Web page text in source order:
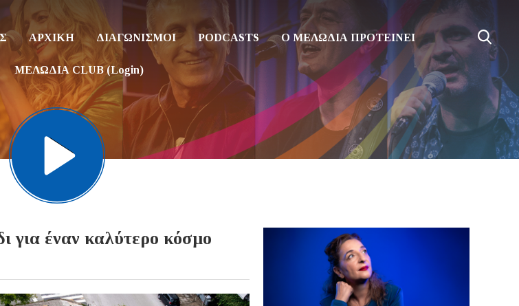
ΑΡΧΙΚΗ ΔΙΑΓΩΝΙΣΜΟΙ PODCASTS Ο ΜΕΛΩΔΙΑ ΠΡΟΤΕΙΝΕΙ
ΜΕΛΩΔΙΑ CLUB (Login)
για έναν καλύτερο κόσμο